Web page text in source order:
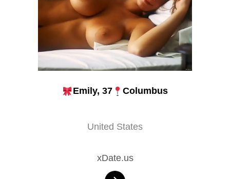
Emily, 37 Columbus
United States
xDate.us